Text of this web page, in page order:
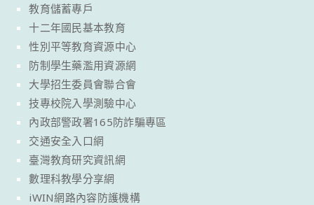
教育儲蓄專戶
十二年國民基本教育
性別平等教育資源中心
防制學生藥濫用資源網
大學招生委員會聯合會
技專校院入學測驗中心
內政部警政署165防詐騙專區
交通安全入口網
臺灣教育研究資訊網
數理科教學分享網
iWIN網路內容防護機構